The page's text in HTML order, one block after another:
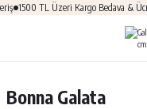
1500 TL Üzeri Kargo Bedava &
Bonna Galata